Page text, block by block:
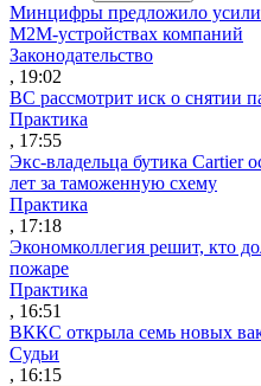
Минцифры предложило
M2M-устройствах компаний
Законодательство
, 19:02
ВС рассмотрит иск о снятии
Практика
, 17:55
Экс-владельца бутика Cartier
лет за таможенную схему
Практика
, 17:18
Экономколлегия решит, кто
пожаре
Практика
, 16:51
ВККС открыла семь новых
Судьи
, 16:15